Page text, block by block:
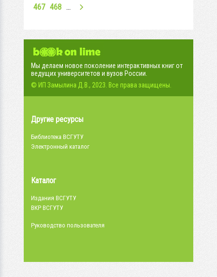
467 468 …
Мы делаем новое поколение интерактивных книг от
ведущих университетов и вузов России.
© ИП Замылина Д.В., 2023. Все права защищены.
Другие ресурсы
Библиотека ВСГУТУ
Электронный каталог
Каталог
Издания ВСГУТУ
ВКР ВСГУТУ
Руководство пользователя